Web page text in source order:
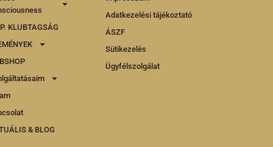
KLUBTAGSÁG
& BLOG
Adatkezelési tájékoztató
ÁSZF
Sütikezelés
Ügyfélszolgálat